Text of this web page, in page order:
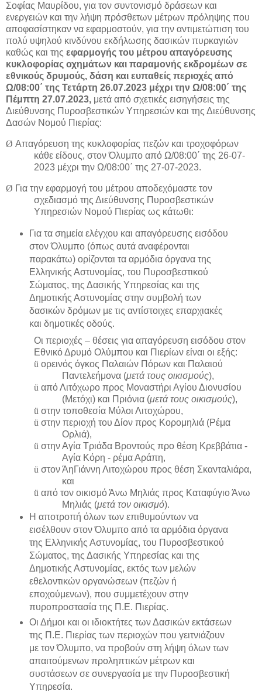
Σοφίας Μαυρίδου, για τον συντονισμό δράσεων και
ενεργειών και την λήψη πρόσθετων μέτρων πρόληψης που
αποφασίστηκαν να εφαρμοστούν, για την αντιμετώπιση του
πολύ υψηλού κινδύνου εκδήλωσης δασικών πυρκαγιών
καθώς και της εφαρμογής του μέτρου απαγόρευσης
κυκλοφορίας οχημάτων και παραμονής εκδρομέων σε
εθνικούς δρυμούς, δάση και ευπαθείς περιοχές από
Ω/08:00΄ της Τετάρτη 26.07.2023 μέχρι την Ω/08:00΄ της
Πέμπτη 27.07.2023, μετά από σχετικές εισηγήσεις της
Διεύθυνσης Πυροσβεστικών Υπηρεσιών και της Διεύθυνσης
Δασών Νομού Πιερίας:
Ø Απαγόρευση της κυκλοφορίας πεζών και τροχοφόρων
κάθε είδους, στον Όλυμπο από Ω/08:00΄ της 26-07-
2023 μέχρι την Ω/08:00΄ της 27-07-2023.
Ø Για την εφαρμογή του μέτρου αποδεχόμαστε τον
σχεδιασμό της Διεύθυνσης Πυροσβεστικών
Υπηρεσιών Νομού Πιερίας ως κάτωθι:
Για τα σημεία ελέγχου και απαγόρευσης εισόδου
στον Όλυμπο (όπως αυτά αναφέρονται
παρακάτω) ορίζονται τα αρμόδια όργανα της
Ελληνικής Αστυνομίας, του Πυροσβεστικού
Σώματος, της Δασικής Υπηρεσίας και της
Δημοτικής Αστυνομίας στην συμβολή των
δασικών δρόμων με τις αντίστοιχες επαρχιακές
και δημοτικές οδούς.
Οι περιοχές – θέσεις για απαγόρευση εισόδου στον
Εθνικό Δρυμό Ολύμπου και Πιερίων είναι οι εξής:
ü ορεινός όγκος Παλαιών Πόρων και Παλαιού
Παντελεήμονα (μετά τους οικισμούς),
ü από Λιτόχωρο προς Μοναστήρι Αγίου Διονυσίου
(Μετόχι) και Πριόνια (μετά τους οικισμούς),
ü στην τοποθεσία Μύλοι Λιτοχώρου,
ü στην περιοχή του Δίον προς Κορομηλιά (Ρέμα
Ορλιά),
ü στην Αγία Τριάδα Βροντούς προ θέση Κρεββάτια -
Αγία Κόρη - ρέμα Αράπη,
ü στον ΆηΓιάννη Λιτοχώρου προς θέση Σκανταλιάρα,
και
ü από τον οικισμό Άνω Μηλιάς προς Καταφύγιο Άνω
Μηλιάς (μετά τον οικισμό).
Η αποτροπή όλων των επιθυμούντων να
εισέλθουν στον Όλυμπο από τα αρμόδια όργανα
της Ελληνικής Αστυνομίας, του Πυροσβεστικού
Σώματος, της Δασικής Υπηρεσίας και της
Δημοτικής Αστυνομίας, εκτός των μελών
εθελοντικών οργανώσεων (πεζών ή
εποχούμενων), που συμμετέχουν στην
πυροπροστασία της Π.Ε. Πιερίας.
Οι Δήμοι και οι ιδιοκτήτες των Δασικών εκτάσεων
της Π.Ε. Πιερίας των περιοχών που γειτνιάζουν
με τον Όλυμπο, να προβούν στη λήψη όλων των
απαιτούμενων προληπτικών μέτρων και
συστάσεων σε συνεργασία με την Πυροσβεστική
Υπηρεσία.